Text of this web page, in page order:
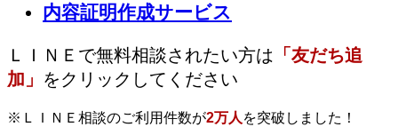
内容証明作成サービス
ＬＩＮＥで無料相談されたい方は 「友だち追
加」 をクリックしてください
※ＬＩＮＥ相談のご利用件数が2万人 を突破しました！